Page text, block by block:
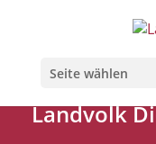
Seite wählen
Landvolk